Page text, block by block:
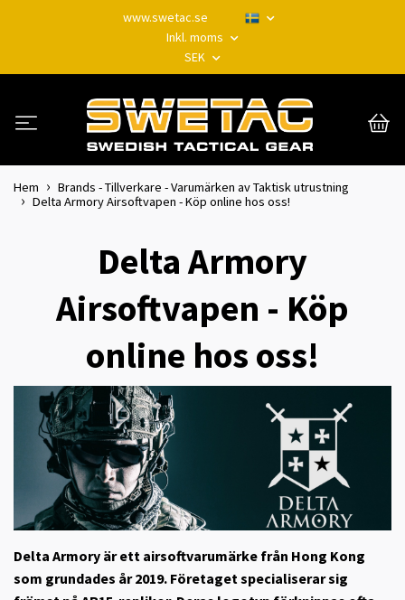
www.swetac.se
Inkl. moms
SEK
Hem
Brands - Tillverkare - Varumärken av Taktisk utrustning
Delta Armory Airsoftvapen - Köp online hos oss!
Delta Armory
Airsoftvapen - Köp
online hos oss!
Delta Armory är ett airsoftvarumärke från Hong Kong
som grundades år 2019. Företaget specialiserar sig